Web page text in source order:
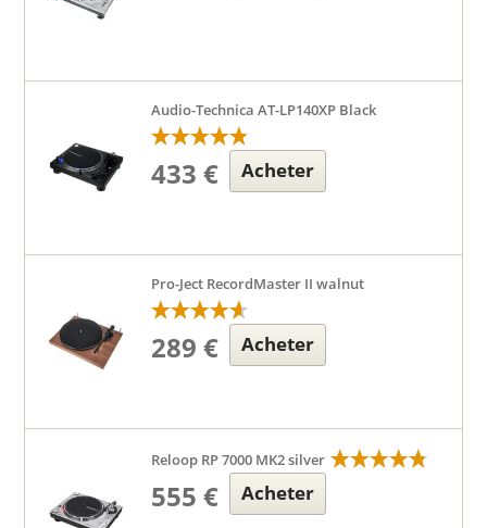
Audio-Technica AT-LP140XP Black
433 € Acheter
Pro-Ject RecordMaster II walnut
289 € Acheter
Reloop RP 7000 MK2 silver
555 € Acheter